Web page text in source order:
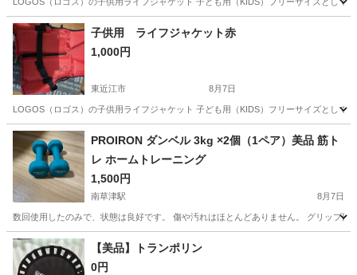
滋賀 東近江市 マリンスポーツ ライフジャケット
子供用 ライフジャケット赤
1,000円
東近江市 8月7日
LOGOS（ロゴス）の子供用ライフジャケット 子ども用（KIDS）フリーサイズとし
滋賀 東近江市 マリンスポーツ
PROIRON ダンベル 3kg ×2個（1ペア）美品 筋ト
レ ホームトレーニング
1,500円
南草津駅 8月7日
数回使用したのみで、状態は良好です。 傷や汚れはほとんどありません。 グリップ
滋賀 草津市 南草津駅 フィットネス、トレーニング
【美品】トランポリン
0円